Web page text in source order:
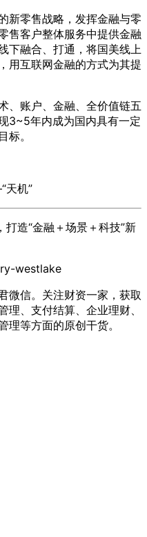
新零售战略，发挥金融与零
售客户整体服务中提供金融
下融合、打通，将国美线上
用互联网金融的方式为其提
、账户、金融、全价值链五
3~5年内成为国内具有一定
标。
机”
westlake
微信。关注财资一家，获取
、支付结算、企业理财、
理等方面的原创干货。